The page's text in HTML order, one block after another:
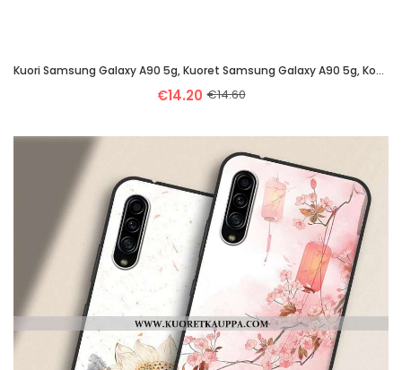
Kuori Samsung Galaxy A90 5g, Kuoret Samsung Galaxy A90 5g, Kotelo Samsung Galaxy A90 5g Suojaus Lasi
€14.20 €14.60